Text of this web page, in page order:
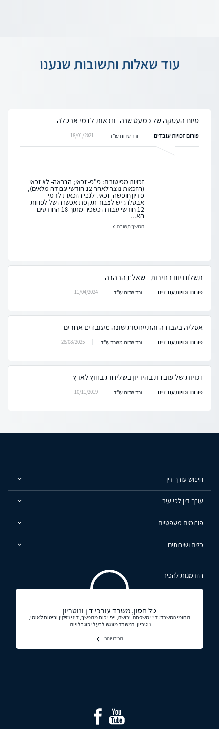
עוד שאלות ותשובות שנענו
סיום העסקה של כמעט שנה- וזכאות לדמי אבטלה
פורום זכויות עובדים ורד שדות עו"ד 18/01/2021
זכויות מפיטורים: פ"פ- זכאי; הבראה- לא זכאי
(הזכאות נוצר לאחר 12 חודשי עבודה מלאים);
פדיון חופשה- זכאי. לגבי הזכאות לדמי
אבטלה: יש לצבור תקופת אכשרה של לפחות
12 חודשי עבודה כשכיר מתוך 18 החודשים
הא...
המשך תשובה
תשלום יום בחירות - שאלת הבהרה
פורום זכויות עובדים ורד שדות עו"ד 11/04/2024
אפליה בעבודה והתייחסות שונה מעובדים אחרים
פורום זכויות עובדים ורד שדות משרד עו"ד 28/08/2025
זכויות של עובדת בהיריון בשליחות בחוץ לארץ
פורום זכויות עובדים ורד שדות עו"ד 10/11/2019
חיפוש עורך דין
עורך דין לפי עיר
פורומים משפטיים
כלים ושירותים
הזדמנות להכיר
טל חסון, משרד עורכי דין ונוטריון
תחומי המשרד: דיני משפחה וירושה, ייפוי כוח מתמשך, דיני נזיקין וביטוח לאומי,
נוטריון. המשרד מונגש לבעלי מוגבלויות.
תכירו יותר